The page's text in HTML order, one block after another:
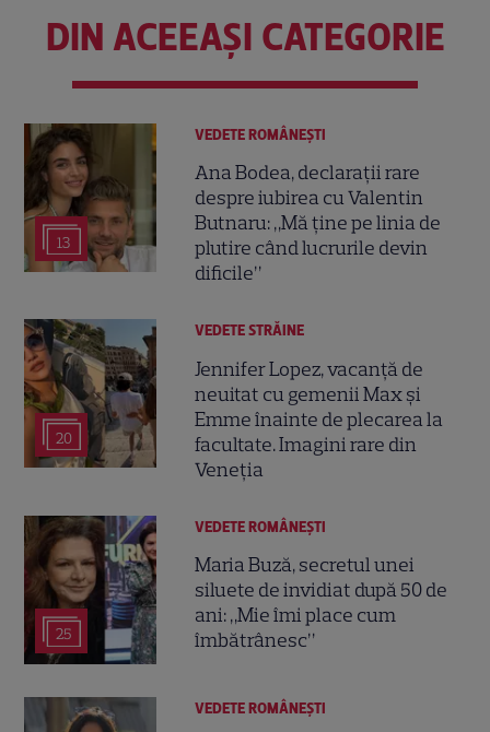
DIN ACEEAȘI CATEGORIE
13
VEDETE ROMÂNEŞTI
Ana Bodea, declarații rare
despre iubirea cu Valentin
Butnaru: „Mă ține pe linia de
plutire când lucrurile devin
dificile”
20
VEDETE STRĂINE
Jennifer Lopez, vacanță de
neuitat cu gemenii Max și
Emme înainte de plecarea la
facultate. Imagini rare din
Veneția
25
VEDETE ROMÂNEŞTI
Maria Buză, secretul unei
siluete de invidiat după 50 de
ani: „Mie îmi place cum
îmbătrânesc”
VEDETE ROMÂNEŞTI